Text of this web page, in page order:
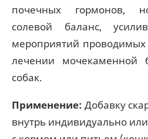
почечных гормонов,
солевой баланс,
мероприятий
лечении мочекаменной
собак.
Применение: Добавку
внутрь индивидуально